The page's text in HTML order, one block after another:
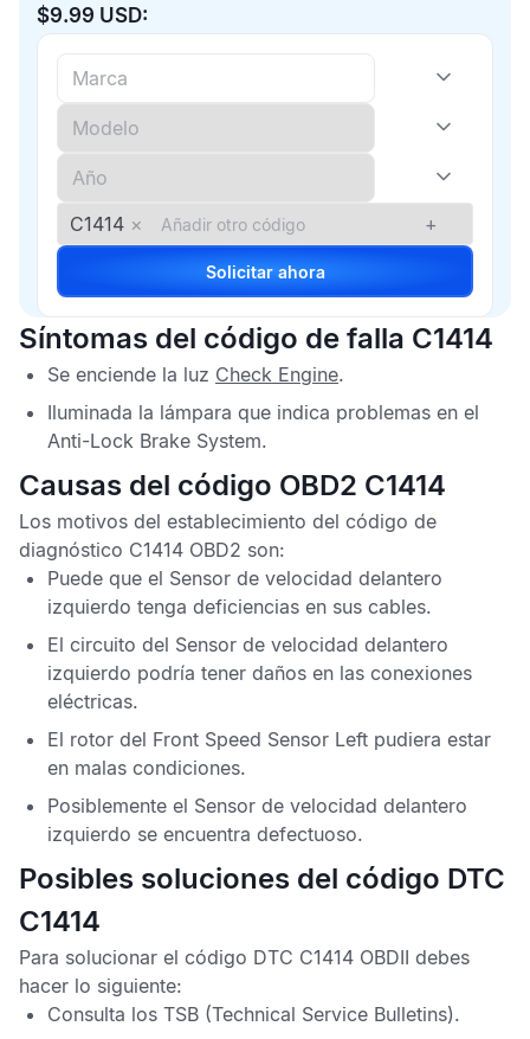
$9.99 USD:
C1414 × +
Solicitar ahora
Síntomas del código de falla C1414
Se enciende la luz Check Engine.
Iluminada la lámpara que indica problemas en el
Anti-Lock Brake System.
Causas del código OBD2 C1414
Los motivos del establecimiento del código de
diagnóstico C1414 OBD2 son:
Puede que el Sensor de velocidad delantero
izquierdo tenga deficiencias en sus cables.
El circuito del Sensor de velocidad delantero
izquierdo podría tener daños en las conexiones
eléctricas.
El rotor del Front Speed Sensor Left pudiera estar
en malas condiciones.
Posiblemente el Sensor de velocidad delantero
izquierdo se encuentra defectuoso.
Posibles soluciones del código DTC
C1414
Para solucionar el código DTC C1414 OBDII debes
hacer lo siguiente:
Consulta los TSB (Technical Service Bulletins).